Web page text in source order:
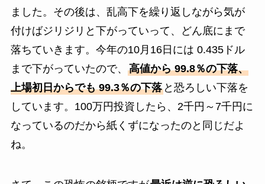
ました。その後は、乱高下を繰り返しながら気が
付けばジリジリと下がっていって、どん底にまで
落ちていきます。今年の10月16日には 0.435ドル
まで下がっていたので、 高値から 99.8％の下落、
上場初日からでも 99.3％の下落と恐ろしい下落を
しています。100万円投資したら、2千円～7千円に
なっているのだから紙くずになったのと同じだよ
ね。